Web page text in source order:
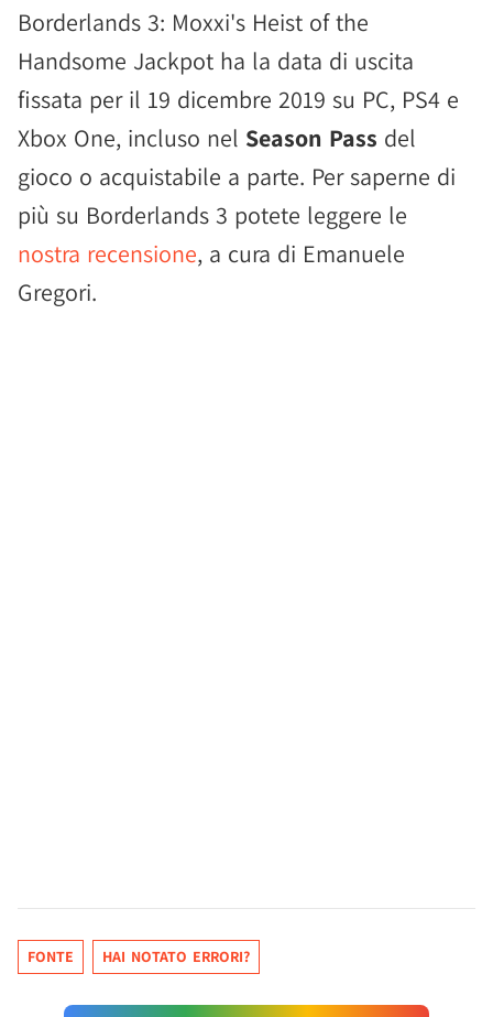
Borderlands 3: Moxxi's Heist of the
Handsome Jackpot ha la data di uscita
fissata per il 19 dicembre 2019 su PC, PS4 e
Xbox One, incluso nel Season Pass del
gioco o acquistabile a parte. Per saperne di
più su Borderlands 3 potete leggere le
nostra recensione, a cura di Emanuele
Gregori.
FONTE HAI NOTATO ERRORI?